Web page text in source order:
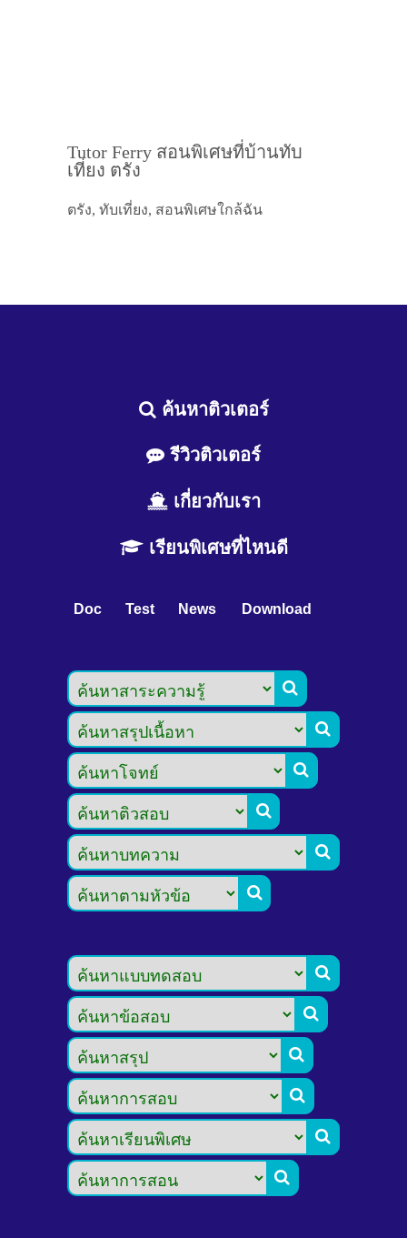
Tutor Ferry สอนพิเศษที่บ้านทับ
เที่ยง ตรัง
ตรัง, ทับเที่ยง, สอนพิเศษใกล้ฉัน
ค้นหาติวเตอร์
รีวิวติวเตอร์
เกี่ยวกับเรา
เรียนพิเศษที่ไหนดี
Doc Test News Download











